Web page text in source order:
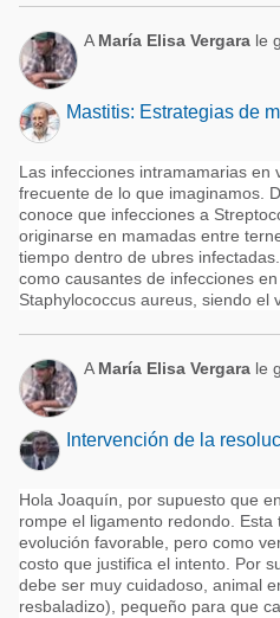
A María Elisa Vergara le
Mastitis: Estrategias de
Las infecciones intramamarias en
frecuente de lo que imaginamos.
conoce que infecciones a
originarse en mamadas entre
tiempo dentro de ubres
como causantes de infecciones
Staphylococcus aureus, siendo el
A María Elisa Vergara le
Intervención de la
Hola Joaquín, por supuesto que
rompe el ligamento redondo. Esta
evolución favorable, pero como
costo que justifica el intento. Por
debe ser muy cuidadoso, animal
resbaladizo), pequeño para que